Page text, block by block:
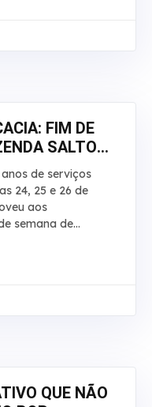
a ser paga a um
sua
FIM DE
SALTO
de serviços
24, 25 e 26 de
aos
semana de
Na ocasião,
tirolesa,
A ideia foi
QUE NÃO